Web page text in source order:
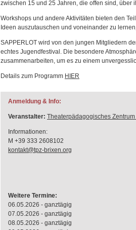
zwischen 15 und 25 Jahren, die offen sind,
Workshops und andere Aktivitäten bieten den
Ideen auszutauschen und voneinander zu
SAPPERLOT wird von den jungen Mitgliedern
echtes Jugendfestival. Die besondere
zusammenarbeiten, um es zu einem
Details zum Programm HIER
Anmeldung & Info:
Veranstalter: Theaterpädagogisches Zentrum
Informationen:
M +39 333 2608102
kontakt@tpz-brixen.org
Weitere Termine:
06.05.2026 - ganztägig
07.05.2026 - ganztägig
08.05.2026 - ganztägig